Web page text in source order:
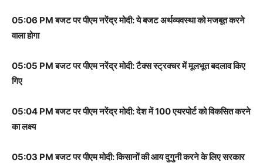
05:06 PM बजट पर पीएम नरेंद्र मोदी: ये बजट अर्थव्यवस्था को मजबूत करने
वाला होगा
05:05 PM बजट पर पीएम नरेंद्र मोदी: टैक्स स्ट्रक्चर में मूलभूत बदलाव किए
गिए
05:04 PM बजट पर पीएम नरेंद्र मोदी: देश में 100 एयरपोर्ट को विकसित करने
का लक्ष्य
05:03 PM बजट पर पीएम मोदी: किसानों की आय दुगुनी करने के लिए सरकार